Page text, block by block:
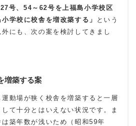
号、54～62号を上福島小学校区
学校に校舎を増改築する」
という
にも、次の案を検討してきまし
増築する案
動場が狭く校舎を増築すると一層
て十分とはいえない状況です。ま
築年数が浅いため（昭和59年